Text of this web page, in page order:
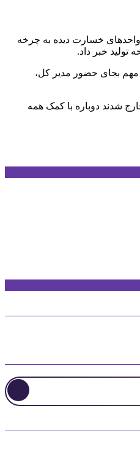
خسارت دیده به چرخه
خبر داد.
جلسه مهم بجای حضور مدیر کل،
شدند دوباره با کمک همه